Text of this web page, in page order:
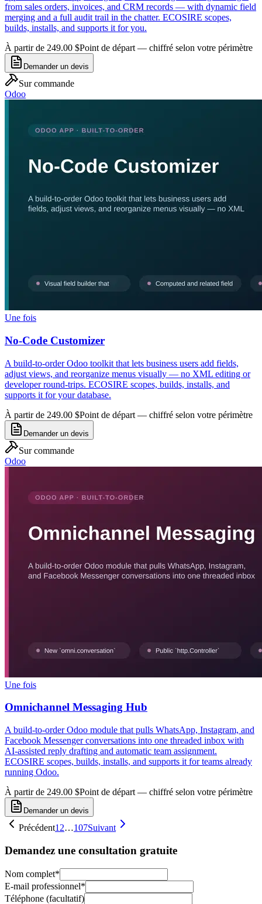
from sales orders, invoices, and CRM records — with dynamic field
merging and a full audit trail in the chatter. ECOSIRE scopes,
builds, installs, and supports it for you.
À partir de 249.00 $Point de départ — chiffré selon votre périmètre
Demander un devis
Sur commande
Odoo
Une fois
No-Code Customizer
A build-to-order Odoo toolkit that lets business users add fields,
adjust views, and reorganize menus visually — no XML editing or
developer round-trips. ECOSIRE scopes, builds, installs, and
supports it for your database.
À partir de 249.00 $Point de départ — chiffré selon votre périmètre
Demander un devis
Sur commande
Odoo
Une fois
Omnichannel Messaging Hub
A build-to-order Odoo module that pulls WhatsApp, Instagram, and
Facebook Messenger conversations into one threaded inbox with
AI-assisted reply drafting and automatic team assignment.
ECOSIRE scopes, builds, installs, and supports it for teams already
running Odoo.
À partir de 249.00 $Point de départ — chiffré selon votre périmètre
Demander un devis
Précédent1 2…107Suivant
Demandez une consultation gratuite
Nom complet*
E-mail professionnel*
Téléphone (facultatif)